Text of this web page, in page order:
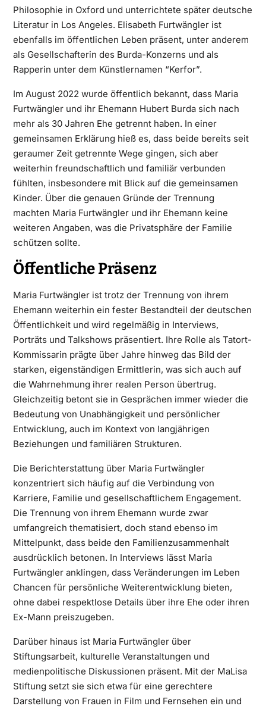
Philosophie in Oxford und unterrichtete später deutsche
Literatur in Los Angeles. Elisabeth Furtwängler ist
ebenfalls im öffentlichen Leben präsent, unter anderem
als Gesellschafterin des Burda-Konzerns und als
Rapperin unter dem Künstlernamen “Kerfor”.
Im August 2022 wurde öffentlich bekannt, dass Maria
Furtwängler und ihr Ehemann Hubert Burda sich nach
mehr als 30 Jahren Ehe getrennt haben. In einer
gemeinsamen Erklärung hieß es, dass beide bereits seit
geraumer Zeit getrennte Wege gingen, sich aber
weiterhin freundschaftlich und familiär verbunden
fühlten, insbesondere mit Blick auf die gemeinsamen
Kinder. Über die genauen Gründe der Trennung
machten Maria Furtwängler und ihr Ehemann keine
weiteren Angaben, was die Privatsphäre der Familie
schützen sollte.
Öffentliche Präsenz
Maria Furtwängler ist trotz der Trennung von ihrem
Ehemann weiterhin ein fester Bestandteil der deutschen
Öffentlichkeit und wird regelmäßig in Interviews,
Porträts und Talkshows präsentiert. Ihre Rolle als Tatort-
Kommissarin prägte über Jahre hinweg das Bild der
starken, eigenständigen Ermittlerin, was sich auch auf
die Wahrnehmung ihrer realen Person übertrug.
Gleichzeitig betont sie in Gesprächen immer wieder die
Bedeutung von Unabhängigkeit und persönlicher
Entwicklung, auch im Kontext von langjährigen
Beziehungen und familiären Strukturen.
Die Berichterstattung über Maria Furtwängler
konzentriert sich häufig auf die Verbindung von
Karriere, Familie und gesellschaftlichem Engagement.
Die Trennung von ihrem Ehemann wurde zwar
umfangreich thematisiert, doch stand ebenso im
Mittelpunkt, dass beide den Familienzusammenhalt
ausdrücklich betonen. In Interviews lässt Maria
Furtwängler anklingen, dass Veränderungen im Leben
Chancen für persönliche Weiterentwicklung bieten,
ohne dabei respektlose Details über ihre Ehe oder ihren
Ex-Mann preiszugeben.
Darüber hinaus ist Maria Furtwängler über
Stiftungsarbeit, kulturelle Veranstaltungen und
medienpolitische Diskussionen präsent. Mit der MaLisa
Stiftung setzt sie sich etwa für eine gerechtere
Darstellung von Frauen in Film und Fernsehen ein und